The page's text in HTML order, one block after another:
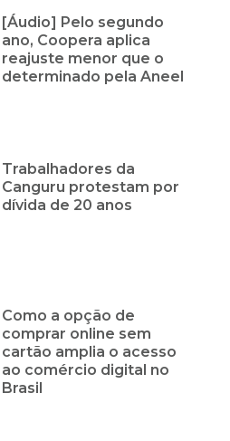
[Áudio] Pelo segundo
ano, Coopera aplica
reajuste menor que o
determinado pela Aneel
Trabalhadores da
Canguru protestam por
dívida de 20 anos
Como a opção de
comprar online sem
cartão amplia o acesso
ao comércio digital no
Brasil